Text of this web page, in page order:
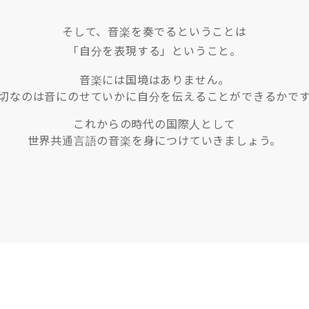
そして、音楽を奏でるということは
「自分を表現する」ということ。
音楽には国境はありません。
なのは音にのせていかに自分を伝えることができるかで
これからの時代の国際人として
世界共通言語の音楽を身につけていきましょう。